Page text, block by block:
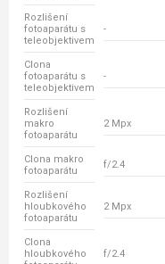
Rozlišení
fotoaparátu s
teleobjektivem
-
Clona
fotoaparátu s
teleobjektivem
-
Rozlišení
makro
fotoaparátu
2 Mpx
Clona makro
fotoaparátu
f/2.4
Rozlišení
hloubkového
fotoaparátu
2 Mpx
Clona
hloubkového
f/2.4